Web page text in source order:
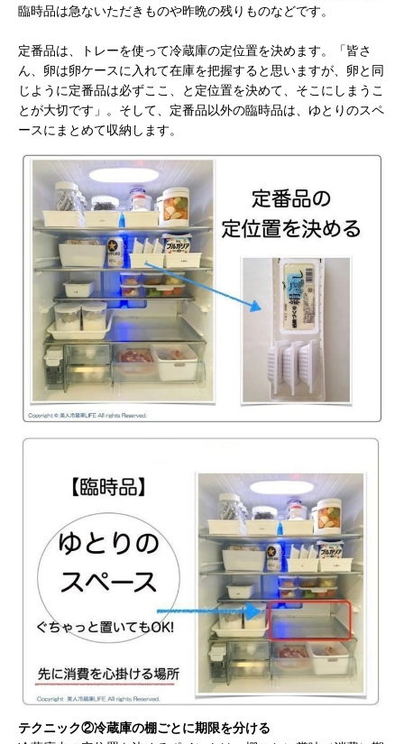
臨時品は急ないただきものや昨晩の残りものなどです。
定番品は、トレーを使って冷蔵庫の定位置を決めます。「皆さ
ん、卵は卵ケースに入れて在庫を把握すると思いますが、卵と同
じように定番品は必ずここ、と定位置を決めて、そこにしまうこ
とが大切です」。そして、定番品以外の臨時品は、ゆとりのスペ
ースにまとめて収納します。
テクニック②冷蔵庫の棚ごとに期限を分ける